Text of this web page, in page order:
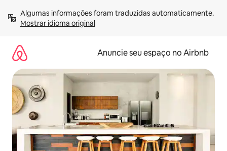
para
Mostrar idioma original
Anuncie seu espaço no Airbnb